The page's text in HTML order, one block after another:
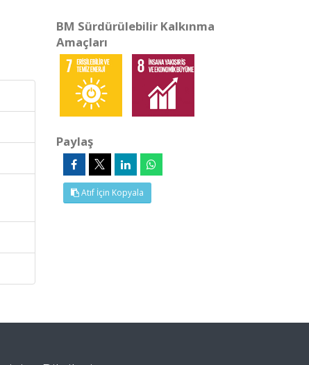
BM Sürdürülebilir Kalkınma
Amaçları
Paylaş
Atıf İçin Kopyala